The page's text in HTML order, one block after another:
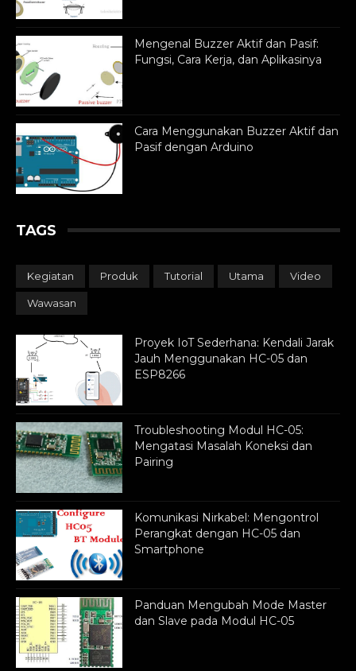
Mengenal Buzzer Aktif dan Pasif:
Fungsi, Cara Kerja, dan Aplikasinya
Cara Menggunakan Buzzer Aktif dan
Pasif dengan Arduino
TAGS
Kegiatan Produk Tutorial Utama Video
Wawasan
Proyek IoT Sederhana: Kendali Jarak
Jauh Menggunakan HC-05 dan
ESP8266
Troubleshooting Modul HC-05:
Mengatasi Masalah Koneksi dan
Pairing
Komunikasi Nirkabel: Mengontrol
Perangkat dengan HC-05 dan
Smartphone
Panduan Mengubah Mode Master
dan Slave pada Modul HC-05